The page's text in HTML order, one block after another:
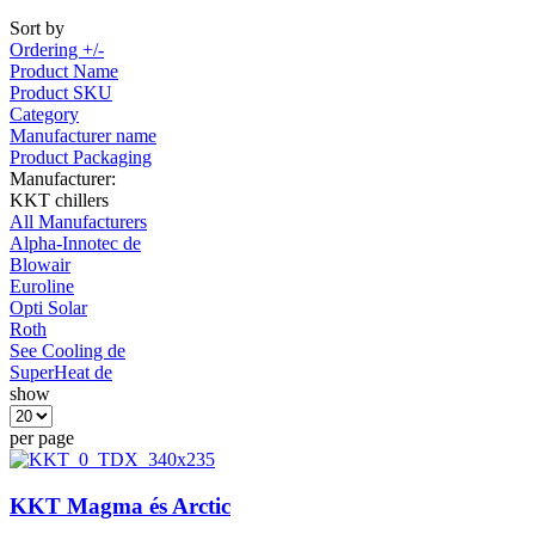
Sort by
Ordering +/-
Product Name
Product SKU
Category
Manufacturer name
Product Packaging
Manufacturer:
KKT chillers
All Manufacturers
Alpha-Innotec de
Blowair
Euroline
Opti Solar
Roth
See Cooling de
SuperHeat de
show
per page
KKT Magma és Arctic